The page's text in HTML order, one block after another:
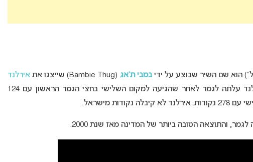
הוא שם השיר שבוצע על ידיבמבי ת’אג (Bambie Thug) שייצגו את
אירלנד
לאחר שזכו בקדם האירוויזיון המקומי. אירלנד עלתה לגמר לאחר שהגיעה למקום השלישי בחצי הגמר הראשון עם 124
מישראל.